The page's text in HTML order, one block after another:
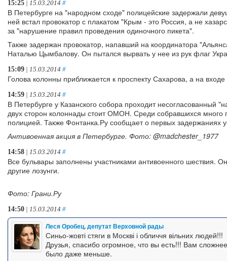
15:25 | 15.03.2014 #
В Петербурге на "народном сходе" полицейские задержали
ней встал провокатор с плакатом "Крым - это Россия, а не
за "нарушение правил проведения одиночного пикета".
Также задержан провокатор, напавший на координатора
Наталью Цымбалову. Он пытался вырвать у нее из рук флаг
15:09 | 15.03.2014 #
Голова колонны приближается к проспекту Сахарова, а на
14:59 | 15.03.2014 #
В Петербурге у Казанского собора проходит несогласованный
двух сторон колоннады стоит ОМОН. Среди собравшихся
полицией. Также Фонтанка.Ру сообщает о первых задержаниях
Антивоенная акция в Петербурге. Фото: @madchester_1977
14:58 | 15.03.2014 #
Все бульвары заполнены участниками антивоенного шествия.
другие лозунги.
Фото: Грани.Ру
14:50 | 15.03.2014 #
Леся Оробец, депутат Верховной рады
Синьо-жовті стяги в Москві і обличчя вільних людей!!!
Друзья, спасибо огромное, что вы есть!!! Вам
было даже меньше.